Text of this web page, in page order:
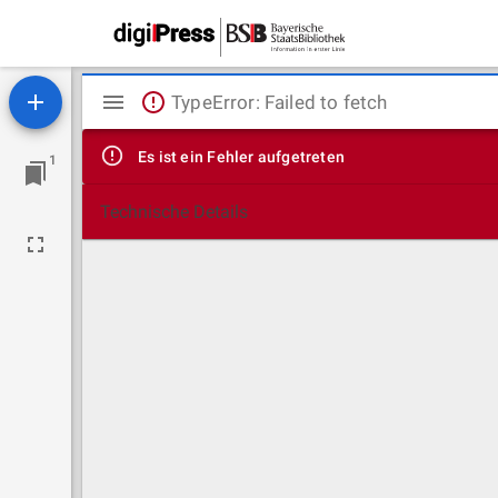
1
Mirador
Viewer
TypeError: Failed to fetch
Es ist ein Fehler aufgetreten
Technische Details